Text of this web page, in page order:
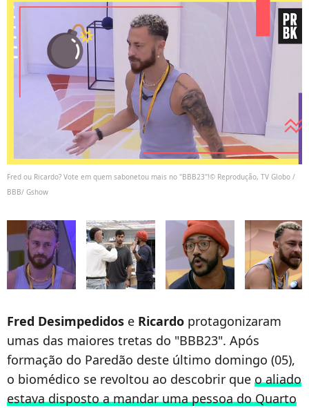
Fred ou Ricardo? Vote em quem sabonetou mais no "BBB23"!© Reprodução, TV Globo /
BBB/ Gshow
Fred Desimpedidos e Ricardo protagonizaram
umas das maiores tretas do "BBB23". Após
formação do Paredão deste último domingo (05),
o biomédico se revoltou ao descobrir que o aliado
estava disposto a mandar uma pessoa do Quarto